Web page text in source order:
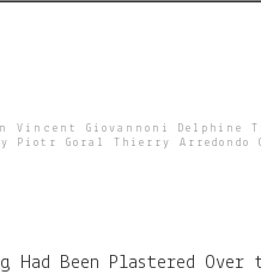
Vincent Giovannoni Delphine
Piotr Goral Thierry Arredondo
Had Been Plastered Over